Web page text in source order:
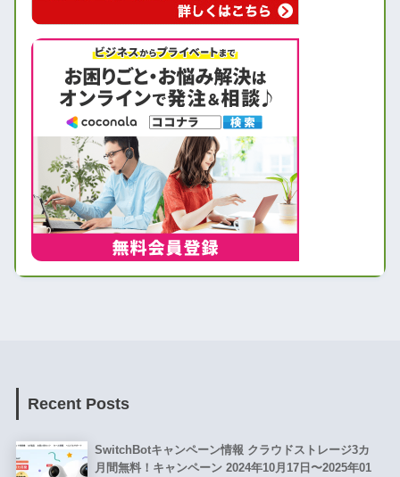
Recent Posts
SwitchBotキャンペーン情報 クラウドストレージ3カ
月間無料！キャンペーン 2024年10月17日〜2025年01